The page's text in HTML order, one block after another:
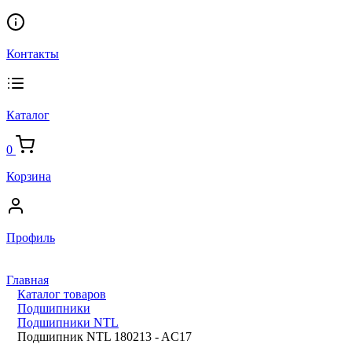
Контакты
Каталог
0
Корзина
Профиль
Главная
Каталог товаров
Подшипники
Подшипники NTL
Подшипник NTL 180213 - AC17